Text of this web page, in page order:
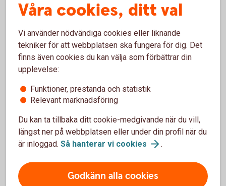
Vilket courtage gäller?
Vilka risker är förknippade med Bull & Bear?
Förfall
Kostnader
Aktuellt om Bull
Våra cookies, ditt val
Vi använder nödvändiga cookies eller liknande
tekniker för att webbplatsen ska fungera för dig. Det
finns även cookies du kan välja som förbättrar din
upplevelse:
Funktioner, prestanda och statistik
Relevant marknadsföring
Du kan ta tillbaka ditt cookie-medgivande när du vill,
längst ner på webbplatsen eller under din profil när du
är inloggad. Så hanterar vi cookies .
Godkänn alla cookies